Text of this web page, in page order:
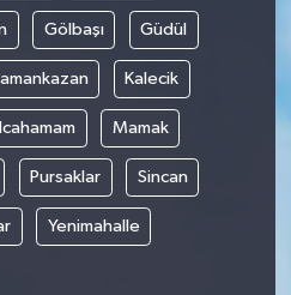
Gölbaşı Güdül
Kalecik
Mamak
Pursaklar Sincan
Yenimahalle